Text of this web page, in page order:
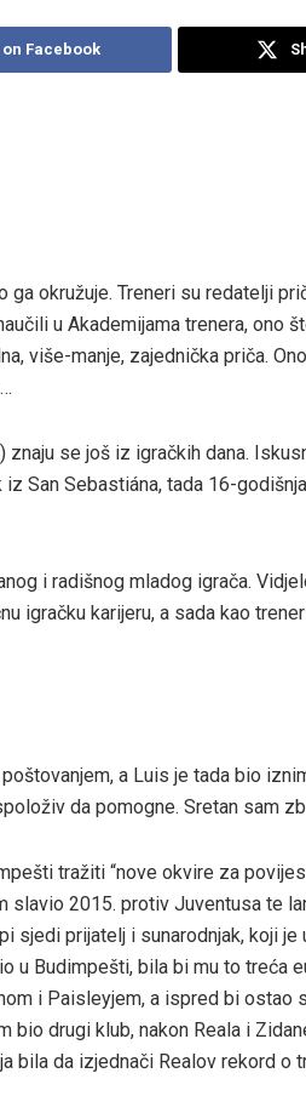
Facebook
okružuje. Treneri su redatelji
u Akademijama trenera, ono
više-manje, zajednička priča.
se još iz igračkih dana.
San Sebastiána, tada 16-
i radišnog mladog igrača.
igračku karijeru, a sada kao
a Luis je tada bio
da pomogne. Sretan sam
tražiti “nove okvire za
slavio 2015. protiv Juventusa te
sjedi prijatelj i sunarodnjak, koji
u Budimpešti, bila bi mu to treća
i Paisleyjem, a ispred bi ostao
bio drugi klub, nakon Reala i
bila da izjednači Realov rekord o